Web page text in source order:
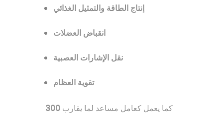
إنتاج الطاقة والتمثيل الغذائي
انقباض العضلات
نقل الإشارات العصبية
تقوية العظام
كما يعمل كعامل مساعد لما يقارب 300